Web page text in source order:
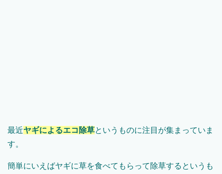
最近ヤギによるエコ除草というものに注目が集まっていま
す。
簡単にいえばヤギに草を食べてもらって除草するというも